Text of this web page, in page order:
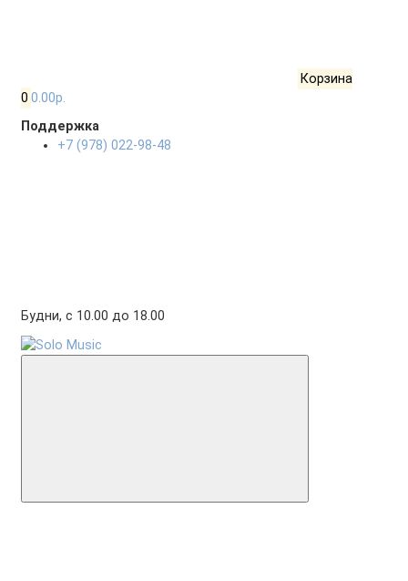
Корзина
0 0.00р.
Поддержка
+7 (978) 022-98-48
Будни, с 10.00 до 18.00